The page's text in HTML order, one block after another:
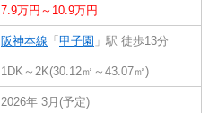
7.9万円～10.9万円
阪神本線 「 甲子園 」駅 徒歩13分
1DK～2K(30.12㎡～43.07㎡)
2026年 3月(予定)